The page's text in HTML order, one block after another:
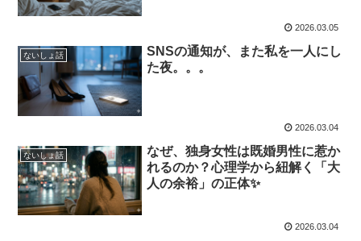
2026.03.05
ないしょ話
SNSの通知が、また私を一人にし
た夜。。。
2026.03.04
ないしょ話
なぜ、独身女性は既婚男性に惹か
れるのか？心理学から紐解く「大
人の余裕」の正体✨
2026.03.04